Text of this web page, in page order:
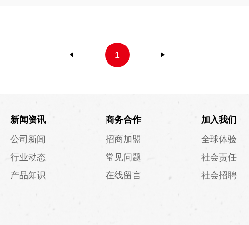
1
新闻资讯
公司新闻
行业动态
产品知识
商务合作
招商加盟
常见问题
在线留言
加入我们
全球体验
社会责任
社会招聘